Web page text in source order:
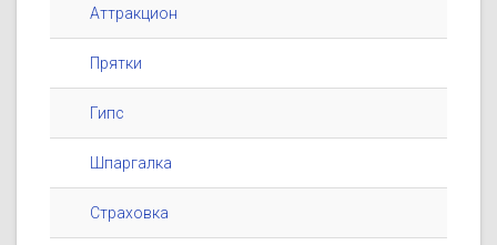
Аттракцион
Прятки
Гипс
Шпаргалка
Страховка